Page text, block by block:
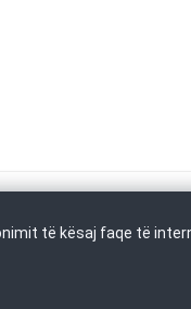
të kësaj faqe të